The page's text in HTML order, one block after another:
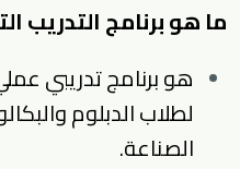
ما هو برنامج التدريب
هو برنامج تدريبي
لطلاب الدبلوم
الصناعة.